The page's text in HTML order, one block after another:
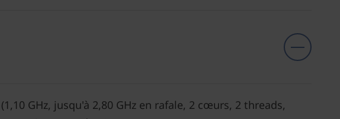
GHz, jusqu'à 2,80 GHz en rafale, 2 cœurs, 2 threads,